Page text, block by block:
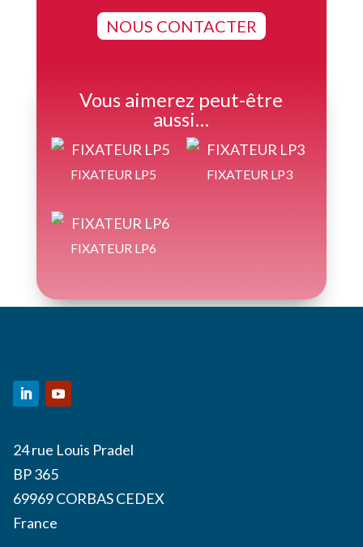
NOUS CONTACTER
Vous aimerez peut-être
aussi…
FIXATEUR LP5 FIXATEUR LP3
FIXATEUR LP6
24 rue Louis Pradel
BP 365
69969 CORBAS CEDEX
France